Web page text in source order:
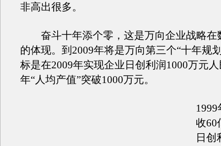
非高出很多。
奋斗十年添个零，这是万向企业战略在
的体现。到2009年将是万向第三个“十年规
标是在2009年实现企业日创利润1000万元
年“人均产值”突破1000万元。
收60
日创